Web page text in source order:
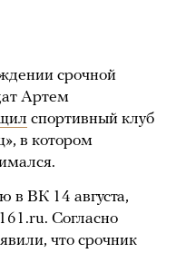
срочной
Артем
спортивный клуб
в котором
в ВК 14 августа,
Согласно
что срочник